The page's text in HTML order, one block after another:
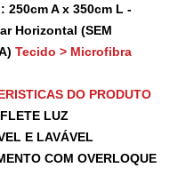
250cm A x 350cm L -
Horizontal (SEM
Tecido > Microfibra
DO PRODUTO
LUZ
E LAVÁVEL
COM OVERLOQUE